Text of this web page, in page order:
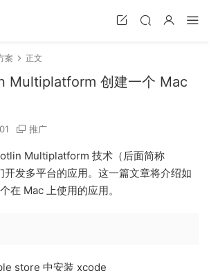
案 正文
Multiplatform 创建一个 Mac
推广
Multiplatform 技术（后面简称
开发多平台的应用。这一篇文章将介绍如
在 Mac 上使用的应用。
store 中安装 xcode